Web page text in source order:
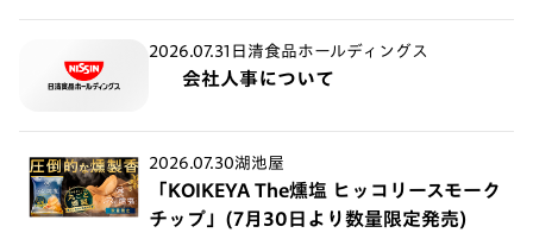
2026.07.31 日清食品ホールディングス
会社人事について
2026.07.30湖池屋
「KOIKEYA The燻塩 ヒッコリースモーク
チップ」(7月30日より数量限定発売)